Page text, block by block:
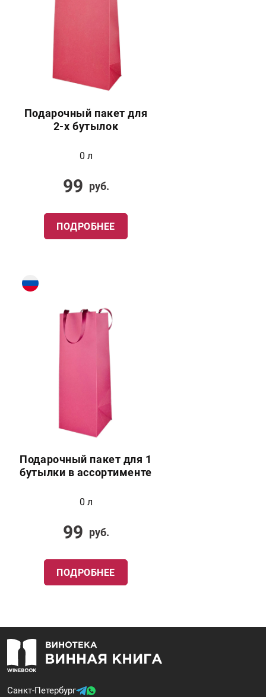
Подарочный пакет для
2-х бутылок
0 л
99 руб.
ПОДРОБНЕЕ
Подарочный пакет для 1
бутылки в ассортименте
0 л
99 руб.
ПОДРОБНЕЕ
Санкт-Петербург